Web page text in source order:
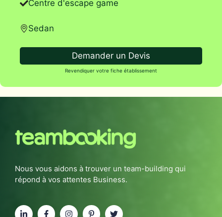
Centre d'escape game
Sedan
Demander un Devis
Revendiquer votre fiche établissement
Nous vous aidons à trouver un team-building qui
répond à vos attentes Business.